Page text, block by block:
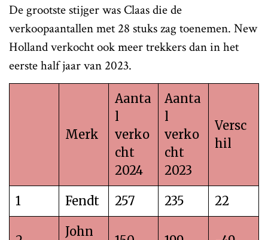
De grootste stijger was Claas die de
verkoopaantallen met 28 stuks zag toenemen. New
Holland verkocht ook meer trekkers dan in het
eerste half jaar van 2023.
Merk
Aanta
l
verko
cht
2024
Aanta
l
verko
cht
2023
Versc
hil
1 Fendt 257 235 22
John